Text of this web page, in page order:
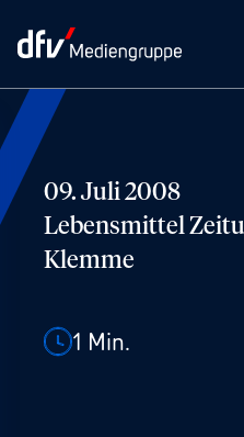
09. Juli 2008
Lebensmittel
Klemme
1 Min.